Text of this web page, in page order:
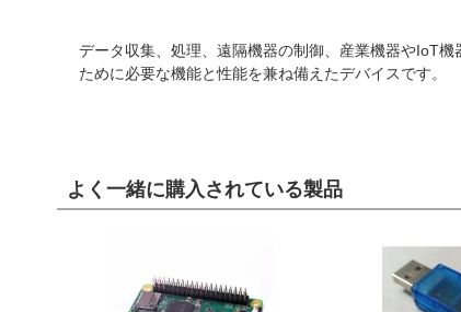
データ収集、処理、遠隔機器の制御、産業機器やIoT
ために必要な機能と性能を兼ね備えたデバイスです。
よく一緒に購入されている製品